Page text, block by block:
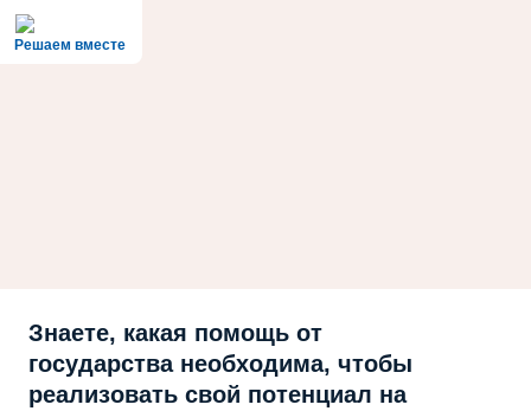
Решаем вместе
Знаете, какая помощь от
государства необходима, чтобы
реализовать свой потенциал на